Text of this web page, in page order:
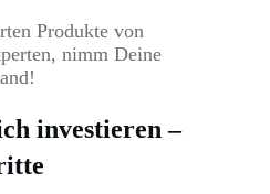
Produkte von
nimm Deine
investieren –